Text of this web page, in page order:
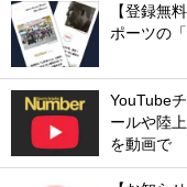
【登録無
ポーツの
YouTube
ールや陸
を動画で